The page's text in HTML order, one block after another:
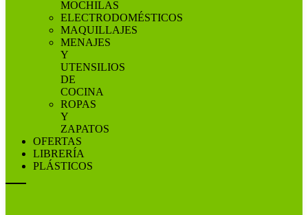
MOCHILAS
ELECTRODOMÉSTICOS
MAQUILLAJES
MENAJES
Y
UTENSILIOS
DE
COCINA
ROPAS
Y
ZAPATOS
OFERTAS
LIBRERÍA
PLÁSTICOS